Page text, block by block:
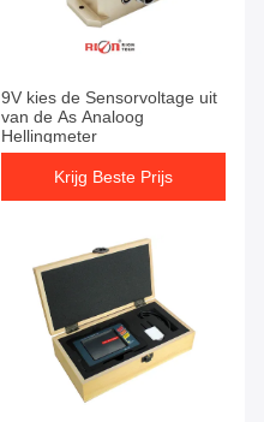
9V kies de Sensorvoltage uit
van de As Analoog
Hellingmeter
Krijg Beste Prijs